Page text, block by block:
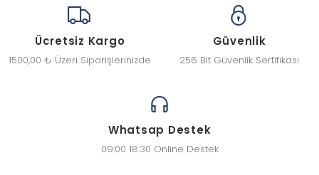
Ücretsiz Kargo
1500,00 ₺ Üzeri Siparişlerinizde
Güvenlik
256 Bit Güvenlik Sertifikası
Whatsap Destek
09:00 18:30 Online Destek